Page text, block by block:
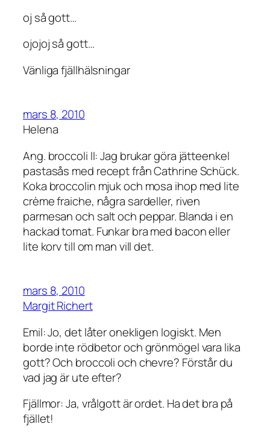
oj så gott…
ojojoj så gott…
Vänliga fjällhälsningar
mars 8, 2010
Helena
Ang. broccoli II: Jag brukar göra jätteenkel
pastasås med recept från Cathrine Schück.
Koka broccolin mjuk och mosa ihop med lite
crème fraiche, några sardeller, riven
parmesan och salt och peppar. Blanda i en
hackad tomat. Funkar bra med bacon eller
lite korv till om man vill det.
mars 8, 2010
Margit Richert
Emil: Jo, det låter onekligen logiskt. Men
borde inte rödbetor och grönmögel vara lika
gott? Och broccoli och chevre? Förstår du
vad jag är ute efter?
Fjällmor: Ja, vrålgott är ordet. Ha det bra på
fjället!